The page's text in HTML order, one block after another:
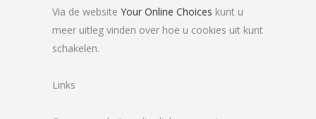
Via de website Your Online Choices kunt u
meer uitleg vinden over hoe u cookies uit kunt
schakelen.
Links